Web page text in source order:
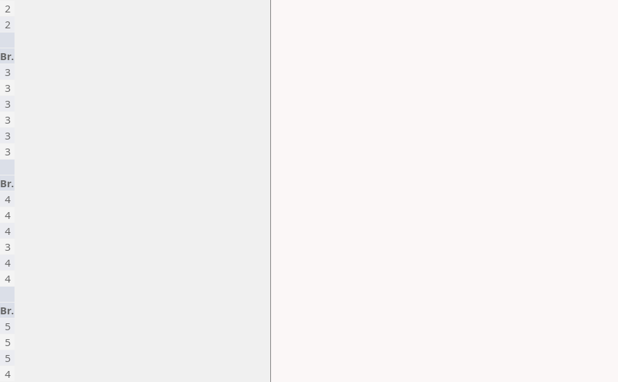
2
2
Br.
3
3
3
3
3
3
Br.
4
4
4
3
4
4
Br.
5
5
5
4